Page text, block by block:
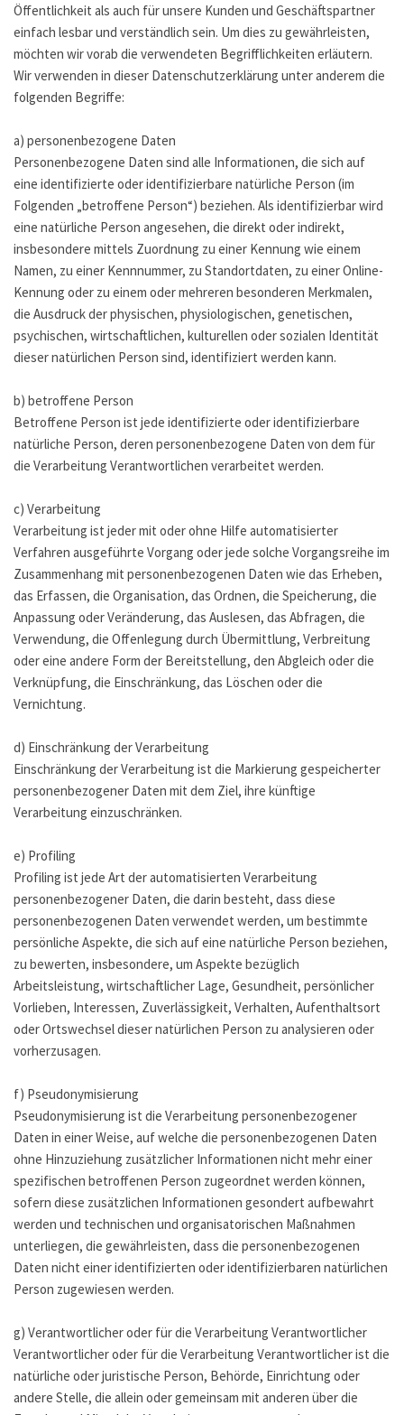
Öffentlichkeit als auch für unsere Kunden und Geschäftspartner
einfach lesbar und verständlich sein. Um dies zu gewährleisten,
möchten wir vorab die verwendeten Begrifflichkeiten erläutern.
Wir verwenden in dieser Datenschutzerklärung unter anderem die
folgenden Begriffe:
a) personenbezogene Daten
Personenbezogene Daten sind alle Informationen, die sich auf
eine identifizierte oder identifizierbare natürliche Person (im
Folgenden „betroffene Person“) beziehen. Als identifizierbar wird
eine natürliche Person angesehen, die direkt oder indirekt,
insbesondere mittels Zuordnung zu einer Kennung wie einem
Namen, zu einer Kennnummer, zu Standortdaten, zu einer Online-
Kennung oder zu einem oder mehreren besonderen Merkmalen,
die Ausdruck der physischen, physiologischen, genetischen,
psychischen, wirtschaftlichen, kulturellen oder sozialen Identität
dieser natürlichen Person sind, identifiziert werden kann.
b) betroffene Person
Betroffene Person ist jede identifizierte oder identifizierbare
natürliche Person, deren personenbezogene Daten von dem für
die Verarbeitung Verantwortlichen verarbeitet werden.
c) Verarbeitung
Verarbeitung ist jeder mit oder ohne Hilfe automatisierter
Verfahren ausgeführte Vorgang oder jede solche Vorgangsreihe im
Zusammenhang mit personenbezogenen Daten wie das Erheben,
das Erfassen, die Organisation, das Ordnen, die Speicherung, die
Anpassung oder Veränderung, das Auslesen, das Abfragen, die
Verwendung, die Offenlegung durch Übermittlung, Verbreitung
oder eine andere Form der Bereitstellung, den Abgleich oder die
Verknüpfung, die Einschränkung, das Löschen oder die
Vernichtung.
d) Einschränkung der Verarbeitung
Einschränkung der Verarbeitung ist die Markierung gespeicherter
personenbezogener Daten mit dem Ziel, ihre künftige
Verarbeitung einzuschränken.
e) Profiling
Profiling ist jede Art der automatisierten Verarbeitung
personenbezogener Daten, die darin besteht, dass diese
personenbezogenen Daten verwendet werden, um bestimmte
persönliche Aspekte, die sich auf eine natürliche Person beziehen,
zu bewerten, insbesondere, um Aspekte bezüglich
Arbeitsleistung, wirtschaftlicher Lage, Gesundheit, persönlicher
Vorlieben, Interessen, Zuverlässigkeit, Verhalten, Aufenthaltsort
oder Ortswechsel dieser natürlichen Person zu analysieren oder
vorherzusagen.
f) Pseudonymisierung
Pseudonymisierung ist die Verarbeitung personenbezogener
Daten in einer Weise, auf welche die personenbezogenen Daten
ohne Hinzuziehung zusätzlicher Informationen nicht mehr einer
spezifischen betroffenen Person zugeordnet werden können,
sofern diese zusätzlichen Informationen gesondert aufbewahrt
werden und technischen und organisatorischen Maßnahmen
unterliegen, die gewährleisten, dass die personenbezogenen
Daten nicht einer identifizierten oder identifizierbaren natürlichen
Person zugewiesen werden.
g) Verantwortlicher oder für die Verarbeitung Verantwortlicher
Verantwortlicher oder für die Verarbeitung Verantwortlicher ist die
natürliche oder juristische Person, Behörde, Einrichtung oder
andere Stelle, die allein oder gemeinsam mit anderen über die